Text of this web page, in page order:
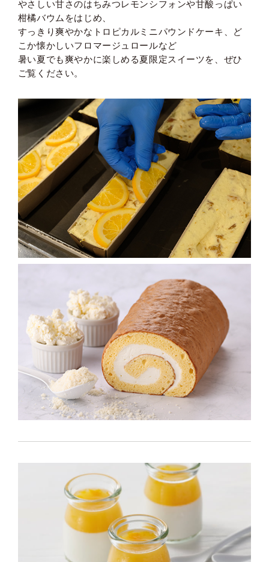
やさしい甘さのはちみつレモンシフォンや甘酸っぱい
柑橘バウムをはじめ、
すっきり爽やかなトロピカルミニパウンドケーキ、ど
こか懐かしいフロマージュロールなど
暑い夏でも爽やかに楽しめる夏限定スイーツを、ぜひ
ご覧ください。